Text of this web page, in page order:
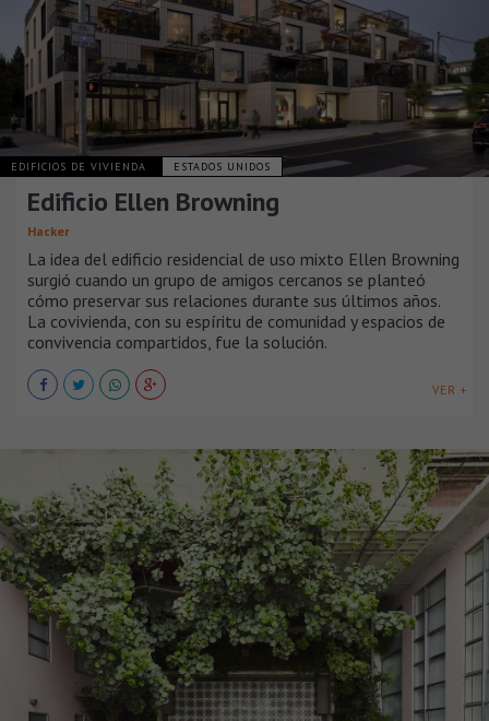
EDIFICIOS DE VIVIENDA ESTADOS UNIDOS
Edificio Ellen Browning
Hacker
La idea del edificio residencial de uso mixto Ellen Browning
surgió cuando un grupo de amigos cercanos se planteó
cómo preservar sus relaciones durante sus últimos años.
La covivienda, con su espíritu de comunidad y espacios de
convivencia compartidos, fue la solución.
VER +